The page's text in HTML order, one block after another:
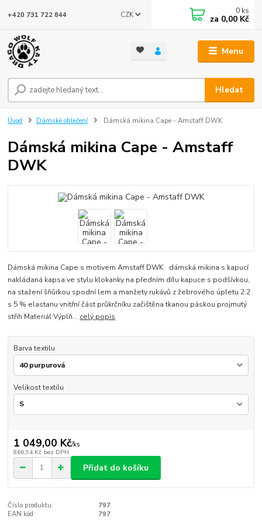
Menu
CZK
Hledat
+420 731 722 844 0 ks
za 0,00 Kč
Úvod Dámské oblečení Dámská mikina Cape - Amstaff DWK
Dámská mikina Cape - Amstaff
DWK
Dámská mikina Cape s motivem Amstaff DWK dámská mikina s kapucí
nakládaná kapsa ve stylu klokanky na předním dílu kapuce s podšívkou,
na stažení šňůrkou spodní lem a manžety rukávů z žebrového úpletu 2:2
s 5 % elastanu vnitřní část průkrčníku začištěna tkanou páskou projmutý
střih Materiál:Výplň... celý popis
Barva textilu
Velikost textilu
1 049,00 Kč/ks
866,94 Kč bez DPH
Přidat do košíku
Číslo produktu:
797
EAN kód:
797